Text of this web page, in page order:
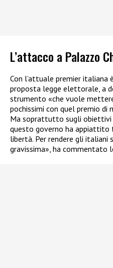
L’attacco a Palazzo
Con l’attuale premier
proposta legge elettorale, a
strumento «che vuole
pochissimi con quel premio di
Ma soprattutto sugli obiettivi
questo governo ha appiattito
libertà. Per rendere gli italiani
gravissima», ha commentato